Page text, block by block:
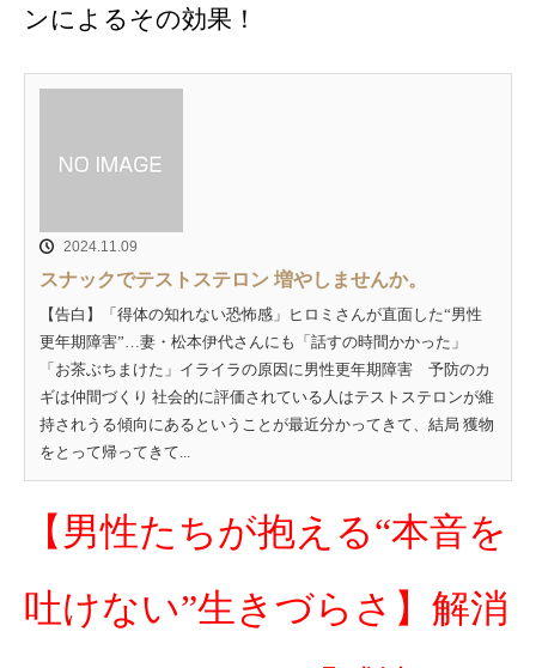
ンによるその効果！
2024.11.09
スナックでテストステロン 増やしませんか。
【告白】「得体の知れない恐怖感」ヒロミさんが直面した“男性
更年期障害”…妻・松本伊代さんにも「話すの時間かかった」
「お茶ぶちまけた」イライラの原因に男性更年期障害 予防のカ
ギは仲間づくり 社会的に評価されている人はテストステロンが維
持されうる傾向にあるということが最近分かってきて、結局 獲物
をとって帰ってきて...
【男性たちが抱える“本音を
吐けない”生きづらさ】解消